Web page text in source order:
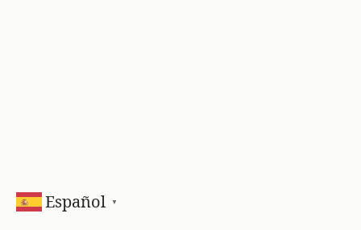
Español ▼